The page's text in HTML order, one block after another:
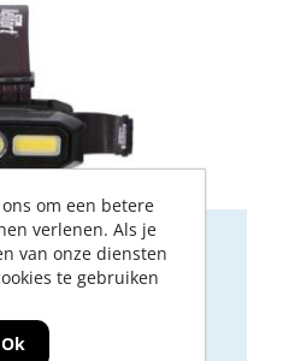
800lum met
om een betere
verlenen. Als je
van onze diensten
te gebruiken
Ok